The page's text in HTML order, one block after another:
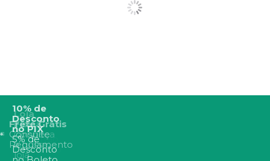
6X Sem
Juros
no Cartão
de Crédito
Loja
Física
Conheça
a nossa
loja
Frete Grátis
Consulte
Regulamento
10% de
Desconto
no PIX
5% de
Desconto